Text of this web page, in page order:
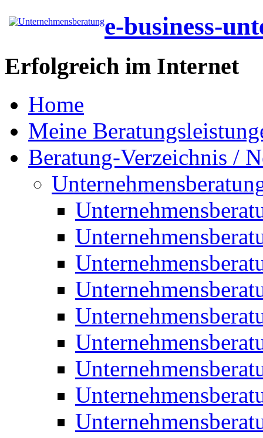
e-business-
Erfolgreich im Internet
Home
Meine
Beratung-Verzeichnis /